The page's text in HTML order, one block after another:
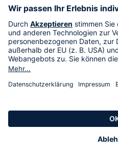
Im TV
HSE International